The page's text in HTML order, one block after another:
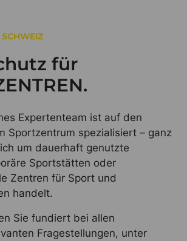
für
Expertenteam ist auf den
Sportzentrum spezialisiert – ganz
um dauerhaft genutzte
Sportstätten oder
Zentren für Sport und
handelt.
Sie fundiert bei allen
Fragestellungen, unter